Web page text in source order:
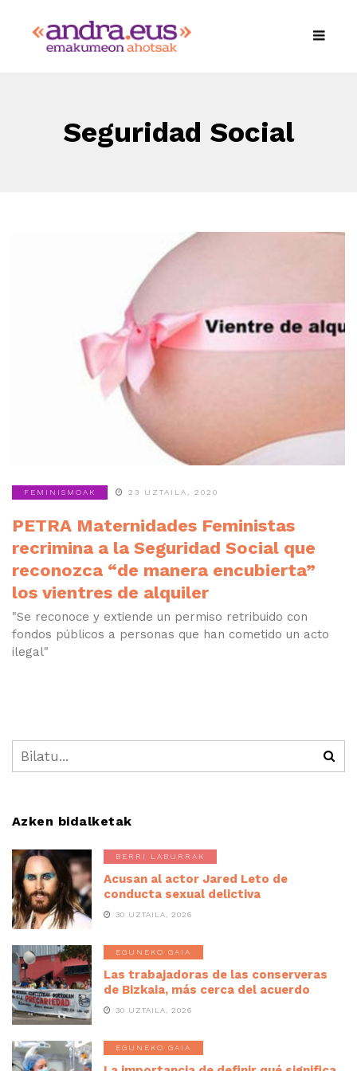
Seguridad Social
FEMINISMOAK 23 UZTAILA, 2020
PETRA Maternidades Feministas
recrimina a la Seguridad Social que
reconozca “de manera encubierta”
los vientres de alquiler
"Se reconoce y extiende un permiso retribuido con
fondos públicos a personas que han cometido un acto
ilegal"
Azken bidalketak
BERRI LABURRAK
Acusan al actor Jared Leto de
conducta sexual delictiva
30 UZTAILA, 2026
EGUNEKO GAIA
Las trabajadoras de las conserveras
de Bizkaia, más cerca del acuerdo
30 UZTAILA, 2026
EGUNEKO GAIA